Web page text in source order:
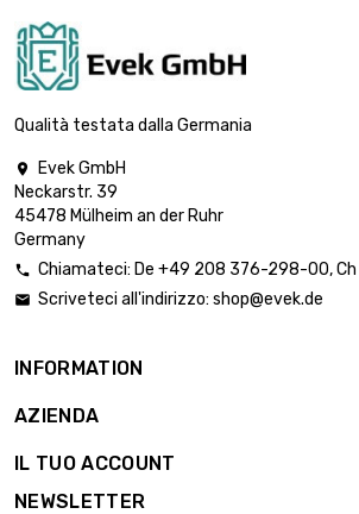
larghezza : 100mm
: 2.5/4mm
larghezza : 100mm
lunghezza : 800mm
Spessore/Resistenza :
lunghezza : 900mm
2.5/4mm
lunghezza : 1000mm
: 2.5/4mm
lunghezza : 150mm
Qualità testata dalla Germania

Evek GmbH
Neckarstr. 39
45478 Mülheim an der Ruhr
Germany
 Chiamateci: De +49 208 376-298-00, Ch
 Scriveteci all'indirizzo: shop@evek.de
INFORMATION
AZIENDA
IL TUO ACCOUNT
NEWSLETTER